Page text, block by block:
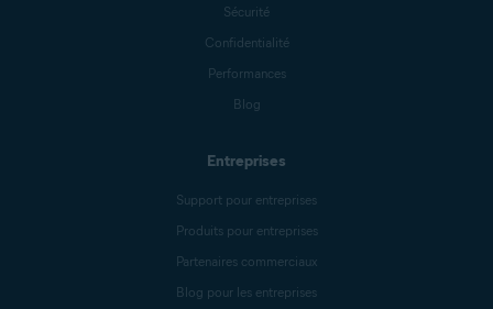
Sécurité
Confidentialité
Performances
Blog
Entreprises
Support pour entreprises
Produits pour entreprises
Partenaires commerciaux
Blog pour les entreprises